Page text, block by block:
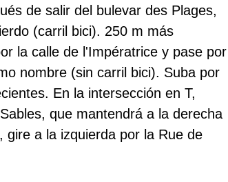
de salir del bulevar des Plages,
(carril bici). 250 m más
la calle de l'Impératrice y pase por
nombre (sin carril bici). Suba por
En la intersección en T,
que mantendrá a la derecha
a la izquierda por la Rue de